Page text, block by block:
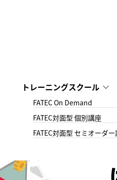
トレーニングスクール
FATEC On Demand
FATEC対面型 個別講座
FATEC対面型 セミオーダ